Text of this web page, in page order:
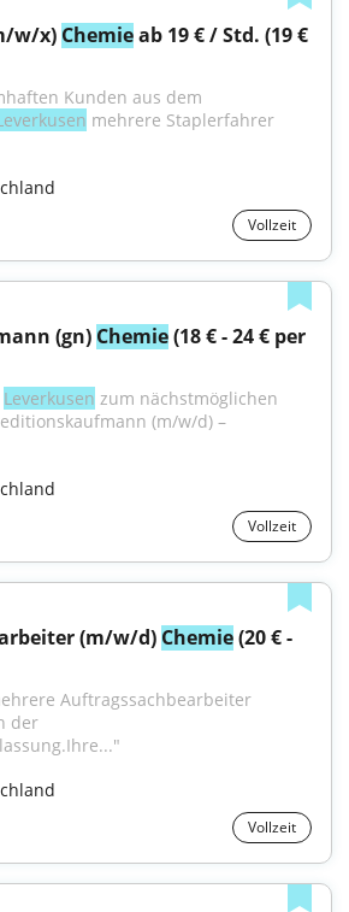
w/x) Chemie ab 19 € / Std. (19 €
Kunden aus dem
mehrere Staplerfahrer
Vollzeit
(gn) Chemie (18 € - 24 € per
Leverkusen zum nächstmöglichen
(m/w/d) –
Vollzeit
(m/w/d) Chemie (20 € -
Auftragssachbearbeiter
der
Vollzeit